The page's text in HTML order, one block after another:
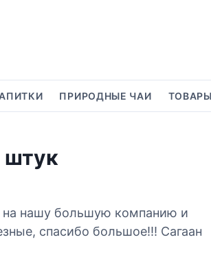
ПРИРОДНЫЕ ЧАИ ТОВАРЫ
штук
на нашу большую компанию и
спасибо большое!!! Сагаан